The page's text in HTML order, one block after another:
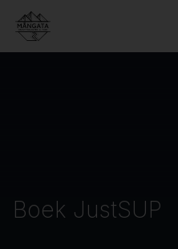
Boek JustSUP